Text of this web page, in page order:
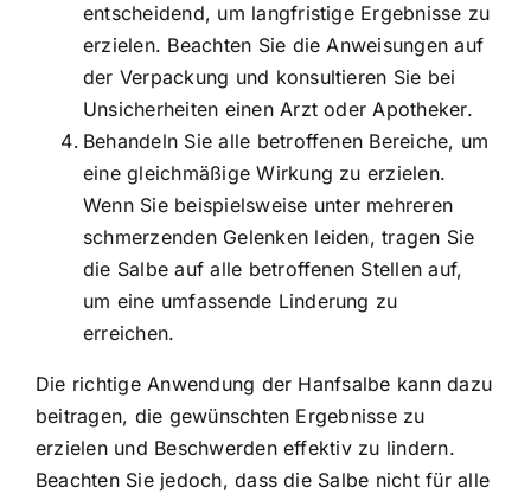
entscheidend, um langfristige Ergebnisse zu
erzielen. Beachten Sie die Anweisungen auf
der Verpackung und konsultieren Sie bei
Unsicherheiten einen Arzt oder Apotheker.
Behandeln Sie alle betroffenen Bereiche, um
eine gleichmäßige Wirkung zu erzielen.
Wenn Sie beispielsweise unter mehreren
schmerzenden Gelenken leiden, tragen Sie
die Salbe auf alle betroffenen Stellen auf,
um eine umfassende Linderung zu
erreichen.
Die richtige Anwendung der Hanfsalbe kann dazu
beitragen, die gewünschten Ergebnisse zu
erzielen und Beschwerden effektiv zu lindern.
Beachten Sie jedoch, dass die Salbe nicht für alle